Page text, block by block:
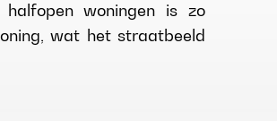
woningen is zo
wat het straatbeeld